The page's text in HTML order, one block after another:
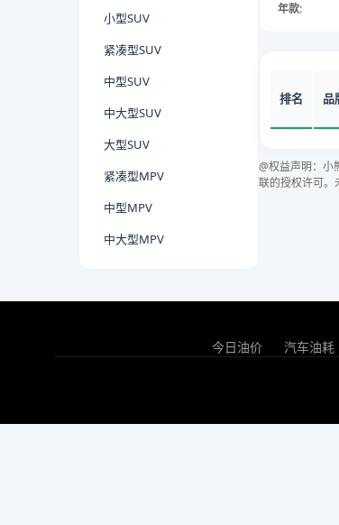
小型SUV
紧凑型SUV
中型SUV
中大型SUV
大型SUV
紧凑型MPV
中型MPV
中大型MPV
年款:
排名 品
@权益声明：小
联的授权许可。
今日油价 汽车油耗